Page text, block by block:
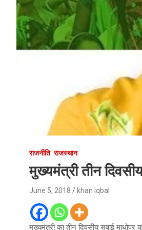
राजनीति राजस्थान
मुख्यमंत्री तीन
June 5, 2018 khan iqbal
मुख्यमंत्री का तीन दिवसीय सवाई माधोपुर